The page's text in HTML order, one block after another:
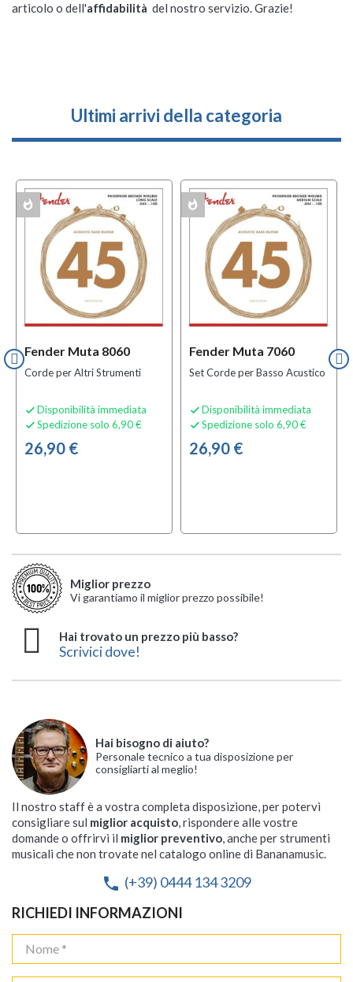
articolo o dell'affidabilità del nostro servizio. Grazie!
Ultimi arrivi della categoria
Fender Muta 8060
Corde per Altri Strumenti
 Disponibilità immediata
 Spedizione solo 6,90 €
26,90 €
whatshot
Fender Muta 7060
Set Corde per Basso Acustico
 Disponibilità immediata
 Spedizione solo 6,90 €
26,90 €
MULTIPACK whatshot MULTIPACK
Miglior prezzo
Vi garantiamo il miglior prezzo possibile!
Hai trovato un prezzo più basso?
Scrivici dove!
Hai bisogno di aiuto?
Personale tecnico a tua disposizione per
consigliarti al meglio!
Il nostro staff è a vostra completa disposizione, per potervi
consigliare sul miglior acquisto, rispondere alle vostre
domande o offrirvi il miglior preventivo, anche per strumenti
musicali che non trovate nel catalogo online di Bananamusic.
phone (+39) 0444 134 3209
RICHIEDI INFORMAZIONI